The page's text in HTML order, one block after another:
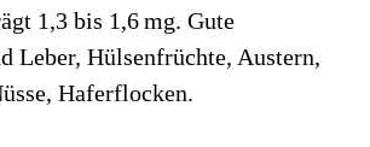
1,3 bis 1,6 mg. Gute
Leber, Hülsenfrüchte, Austern,
Haferflocken.